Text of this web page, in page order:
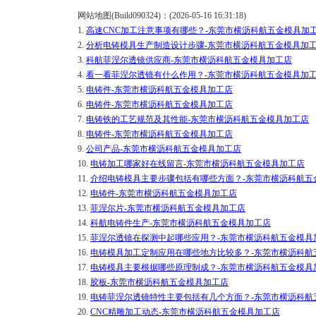
网站地图(Build090324)：(2026-05-16 16:31:18)
1. 高速CNC加工注意事项有哪些？-东莞市横沥科航五金模具加
2. 分析电铸模具生产制造设计步骤-东莞市横沥科航五金模具加
3. 科航菲涅尔透镜供应商-东莞市横沥科航五金模具加工店
4. 看一看菲涅尔透镜有什么作用？-东莞市横沥科航五金模具加
5. 电铸件-东莞市横沥科航五金模具加工店
6. 电铸件-东莞市横沥科航五金模具加工店
7. 电铸铁的工艺规范及其性能-东莞市横沥科航五金模具加工店
8. 电铸件-东莞市横沥科航五金模具加工店
9. 公司产品-东莞市横沥科航五金模具加工店
10. 电铸加工哪家好在线留言-东莞市横沥科航五金模具加工店
11. 介绍电铸模具主要步骤包括有哪些方面？-东莞市横沥科航五
12. 电铸件-东莞市横沥科航五金模具加工店
13. 菲涅尔片-东莞市横沥科航五金模具加工店
14. 科航电铸件生产-东莞市横沥科航五金模具加工店
15. 菲涅尔透镜在探测中起哪些应用？-东莞市横沥科航五金模具
16. 电铸模具加工定制应用在哪些地方比较多？-东莞市横沥科航
17. 电铸模具主要根据哪些原理制成？-东莞市横沥科航五金模具
18. 胶板-东莞市横沥科航五金模具加工店
19. 电铸菲涅尔透镜特性主要包括有几个方面？-东莞市横沥科航
20. CNC精雕加工动态-东莞市横沥科航五金模具加工店